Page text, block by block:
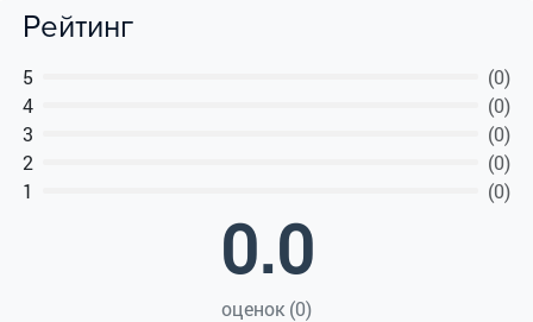
Рейтинг
5
(0)
4
(0)
3
(0)
2
(0)
1
(0)
0.0
оценок (0)